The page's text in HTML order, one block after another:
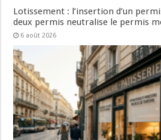
Lotissement : l’insertion d’un
deux permis neutralise le permis
6 août 2026